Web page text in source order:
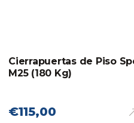
Cierrapuertas de Piso
M25 (180 Kg)
€115,00